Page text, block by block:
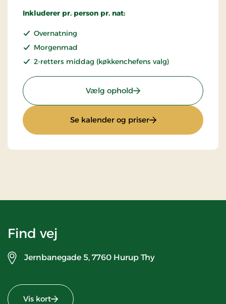
Inkluderer pr. person pr. nat:
Overnatning
Morgenmad
2-retters middag (køkkenchefens valg)
Vælg ophold: Stays Miniferie
Se kalender og priser: Stays Miniferie
Find vej
Jernbanegade 5, 7760 Hurup Thy
Vis kort